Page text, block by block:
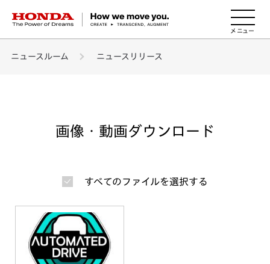
HONDA The Power of Dreams
ニュースルーム ニュースリリース
画像・動画ダウンロード
すべてのファイルを選択する